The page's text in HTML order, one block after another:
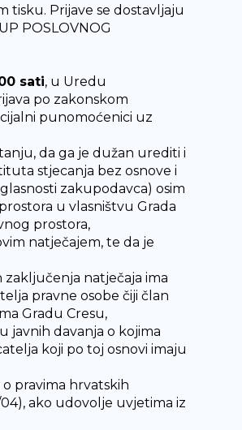
tisku. Prijave se dostavljaju
POSLOVNOG
sati, u Uredu
po zakonskom
punomoćenici uz
da ga je dužan urediti i
stjecanja bez osnove i
zakupodavca) osim
u vlasništvu Grada
prostora,
natječajem, te da je
zaključenja natječaja ima
pravne osobe čiji član
Gradu Cresu,
javnih davanja o kojima
koji po toj osnovi imaju
pravima hrvatskih
ako udovolje uvjetima iz